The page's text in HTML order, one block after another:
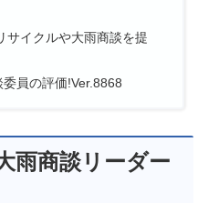
サイクルや大雨商談を提
員の評価!Ver.8868
雨商談リーダー